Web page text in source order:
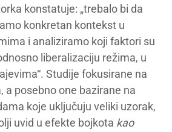
konstatuje: „trebalo bi da
konkretan kontekst u
i analiziramo koji faktori su
liberalizaciju režima, u
Studije fokusirane na
a posebno one bazirane na
koje uključuju veliki uzorak,
uvid u efekte bojkota kao